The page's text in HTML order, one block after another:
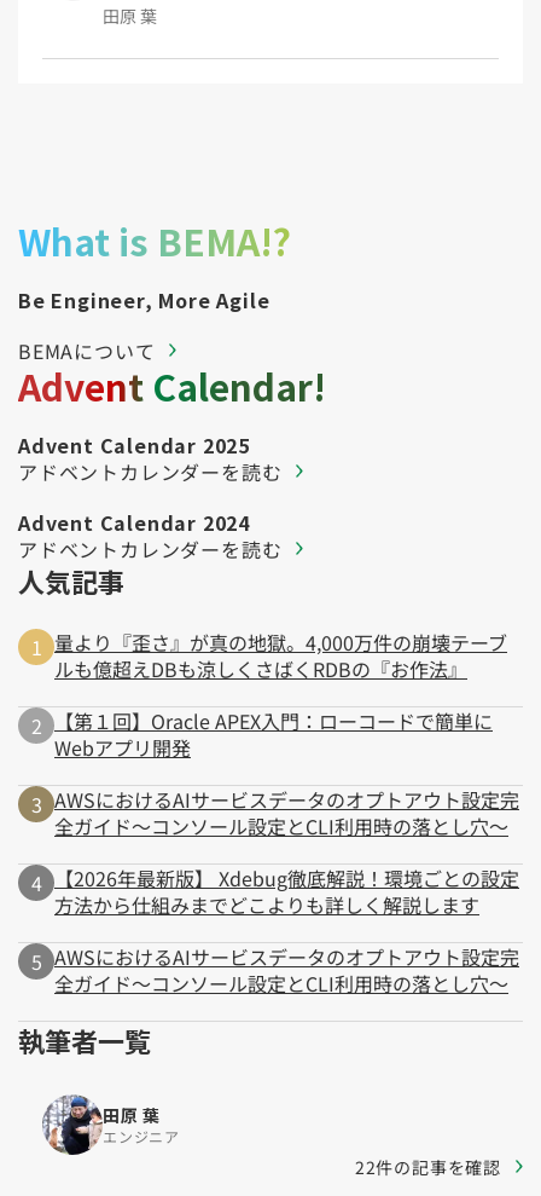
田原 葉
What is BEMA!?
Be Engineer, More Agile
BEMAについて
Advent Calendar!
Advent Calendar 2025
アドベントカレンダーを読む
Advent Calendar 2024
アドベントカレンダーを読む
人気記事
量より『歪さ』が真の地獄。4,000万件の崩壊テーブ
ルも億超えDBも涼しくさばくRDBの『お作法』
【第１回】Oracle APEX入門：ローコードで簡単に
Webアプリ開発
AWSにおけるAIサービスデータのオプトアウト設定完
全ガイド～コンソール設定とCLI利用時の落とし穴～
【2026年最新版】 Xdebug徹底解説！環境ごとの設定
方法から仕組みまでどこよりも詳しく解説します
AWSにおけるAIサービスデータのオプトアウト設定完
全ガイド～コンソール設定とCLI利用時の落とし穴～
執筆者一覧
田原 葉
エンジニア
22件の記事を確認